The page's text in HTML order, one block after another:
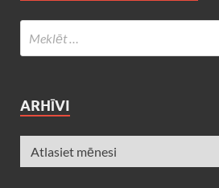
ARHĪVI